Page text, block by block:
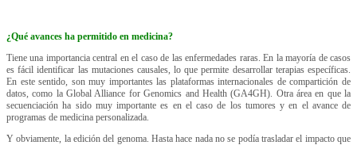
¿Qué avances ha permitido en medicina?
Tiene una importancia central en el caso de las enfermedades raras. En la mayoría de casos
es fácil identificar las mutaciones causales, lo que permite desarrollar terapias específicas.
En este sentido, son muy importantes las plataformas internacionales de compartición de
datos, como la Global Alliance for Genomics and Health (GA4GH). Otra área en que la
secuenciación ha sido muy importante es en el caso de los tumores y en el avance de
programas de medicina personalizada.
Y obviamente, la edición del genoma. Hasta hace nada no se podía trasladar el impacto que